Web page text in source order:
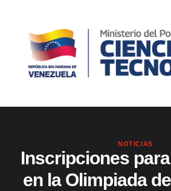
NOTICIAS
Inscripciones
en la Olimpiada